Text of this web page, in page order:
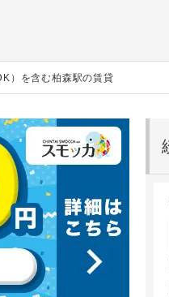
）を含む柏森駅の賃貸